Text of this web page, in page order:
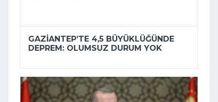
GAZIANTEP’TE 4,5 BÜYÜKLÜĞÜNDE
DEPREM: OLUMSUZ DURUM YOK